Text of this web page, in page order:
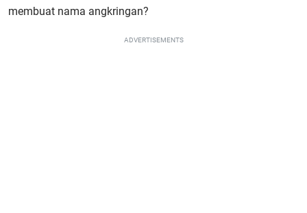
membuat nama angkringan?
ADVERTISEMENTS